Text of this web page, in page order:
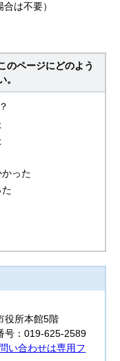
は不要）
のページにどのよう
。
った
所本館5階
：019-625-2589
い合わせは専用フ